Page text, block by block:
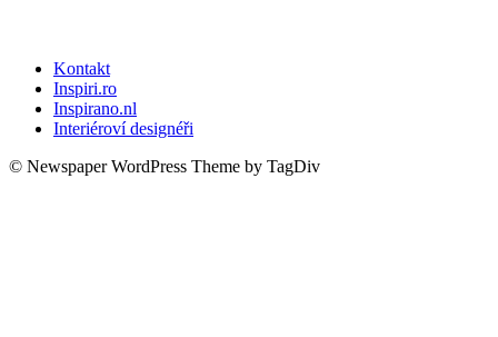
Kontakt
Inspiri.ro
Inspirano.nl
Interiéroví designéři
© Newspaper WordPress Theme by TagDiv